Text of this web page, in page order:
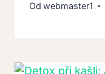
Od webmaster1